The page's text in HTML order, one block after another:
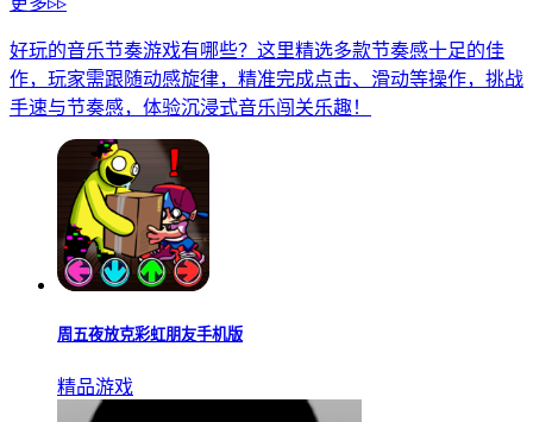
好玩的音乐节奏游戏有哪些？这里精选多款节奏感十足的佳
作，玩家需跟随动感旋律，精准完成点击、滑动等操作，挑战
手速与节奏感，体验沉浸式音乐闯关乐趣！
周五夜放克彩虹朋友手机版
精品游戏